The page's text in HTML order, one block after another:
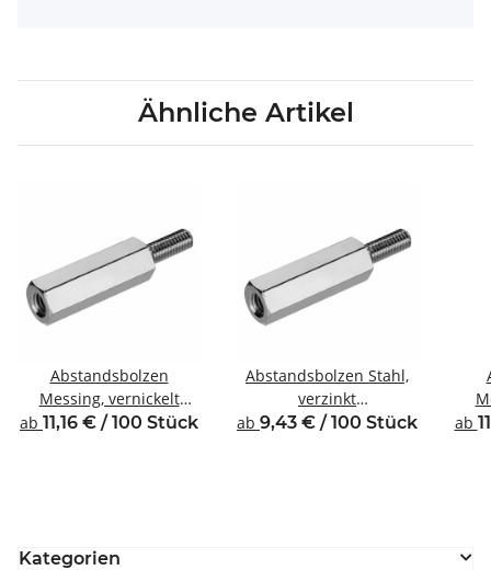
Ähnliche Artikel
Abstandsbolzen
Messing, vernickelt
Innen/Außengewinde
ab 11,16 € / 100 Stück
Abstandsbolzen Stahl,
verzinkt
Innen/Außengewinde
ab 9,43 € / 100 Stück ab
Kategorien